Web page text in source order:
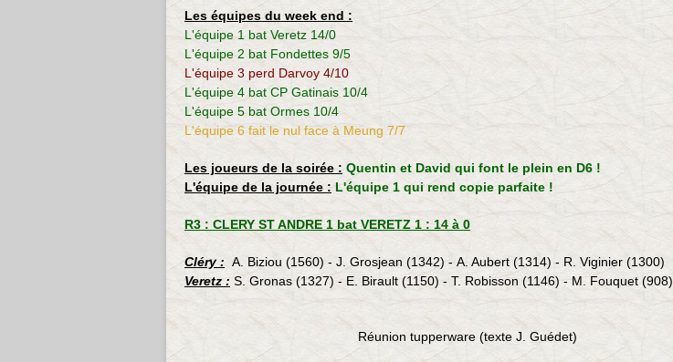
Les équipes du week end :
L'équipe 1 bat Veretz 14/0
L'équipe 2 bat Fondettes 9/5
L'équipe 3 perd Darvoy 4/10
L'équipe 4 bat CP Gatinais 10/4
L'équipe 5 bat Ormes 10/4
L'équipe 6 fait le nul face à Meung 7/7
Les joueurs de la soirée : Quentin et David qui font le plein en D6 !
L'équipe de la journée : L'équipe 1 qui rend copie parfaite !
R3 : CLERY ST ANDRE 1 bat VERETZ 1 : 14 à 0
Cléry : A. Biziou (1560) - J. Grosjean (1342) - A. Aubert (1314) - R. Viginier (1300)
Veretz : S. Gronas (1327) - E. Birault (1150) - T. Robisson (1146) - M. Fouquet (908)
Réunion tupperware (texte J. Guédet)